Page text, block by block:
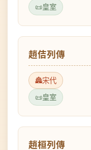
趙佶列傳
宋代
皇室
趙桓列傳
宋代